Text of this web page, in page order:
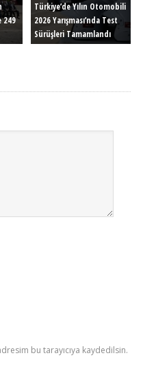
249
Türkiye’de Yılın Otomobili
2026 Yarışması’nda Test
Sürüşleri Tamamlandı
bu tarayıcıya kaydedilsin.